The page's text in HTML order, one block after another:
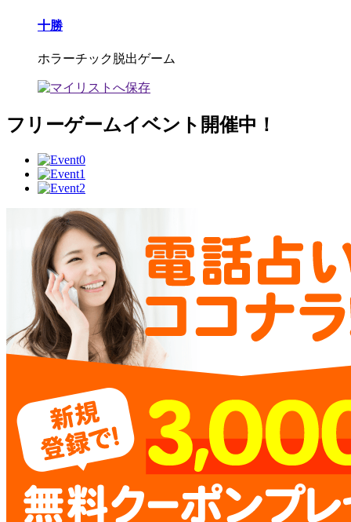
十勝
ホラーチック脱出ゲーム
フリーゲームイベント開催中！